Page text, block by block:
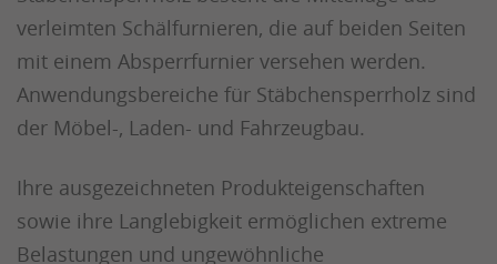
verleimten Schälfurnieren, die auf beiden Seiten
mit einem Absperrfurnier versehen werden.
Anwendungsbereiche für Stäbchensperrholz sind
der Möbel-, Laden- und Fahrzeugbau.
Ihre ausgezeichneten Produkteigenschaften
sowie ihre Langlebigkeit ermöglichen extreme
Belastungen und ungewöhnliche